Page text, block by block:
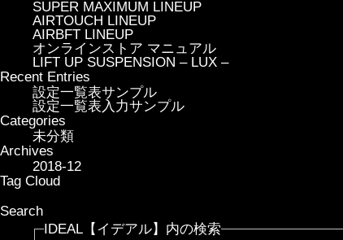
SUPER MAXIMUM LINEUP
AIRTOUCH LINEUP
AIRBFT LINEUP
オンラインストア マニュアル
LIFT UP SUSPENSION – LUX –
Recent Entries
設定一覧表サンプル
設定一覧表入力サンプル
Categories
未分類
Archives
2018-12
Tag Cloud
Search
IDEAL【イデアル】内の検索